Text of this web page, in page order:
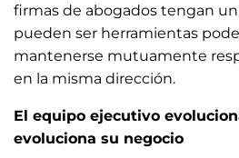
firmas de abogados tengan
pueden ser herramientas
mantenerse mutuamente
en la misma dirección.
El equipo ejecutivo
evoluciona su negocio